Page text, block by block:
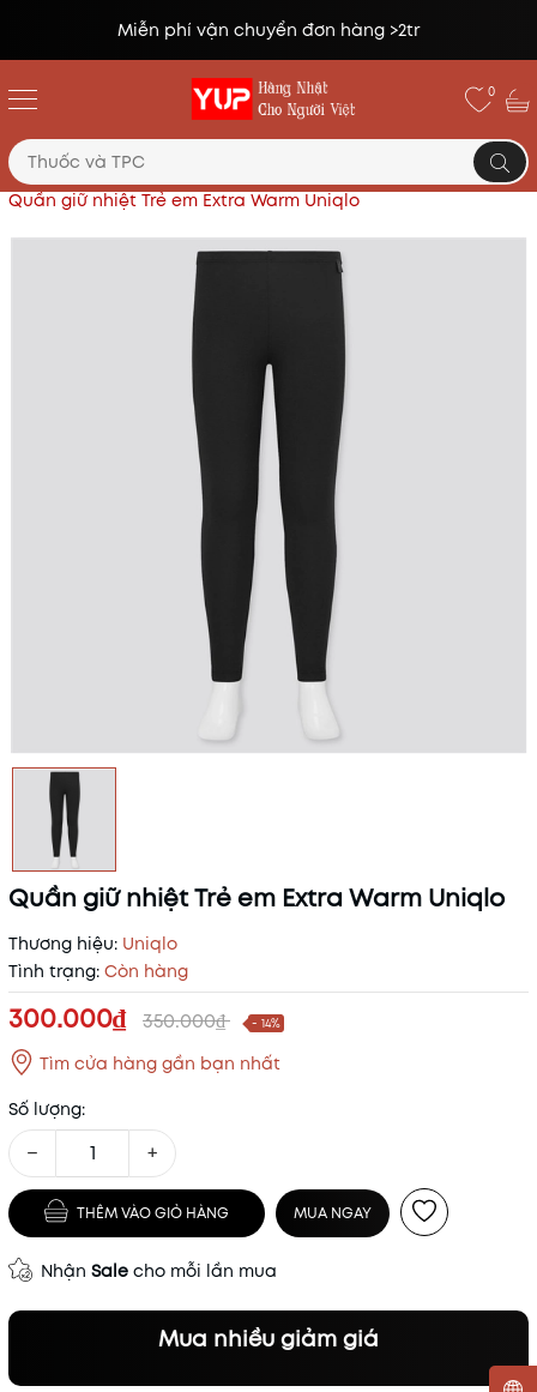
Đổi trả miễn phí lên tới 14 ngày*
0
Trang chủ
Áo quần giữ nhiệt UNIQLO (HEATTECH)
Quần giữ nhiệt Trẻ em Extra Warm Uniqlo
Quần giữ nhiệt Trẻ em Extra Warm Uniqlo
Thương hiệu: Uniqlo
Tình trạng: Còn hàng
300.000₫ 350.000₫ - 14%
Tìm cửa hàng gần bạn nhất
Số lượng:
− +
THÊM VÀO GIỎ HÀNG MUA NGAY
Nhận Sale cho mỗi lần mua
Mua nhiều giảm giá